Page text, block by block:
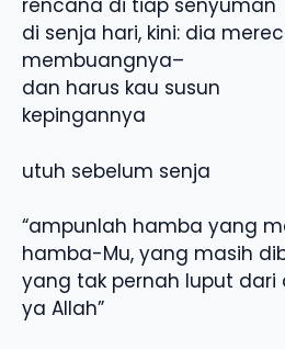
rencana di tiap senyuman
di senja hari, kini: dia
membuangnya–
dan harus kau susun
kepingannya
utuh sebelum senja
“ampunlah hamba yang
hamba-Mu, yang masih
yang tak pernah luput dari
ya Allah”